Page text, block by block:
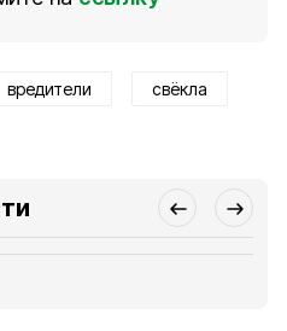
вредители свёкла